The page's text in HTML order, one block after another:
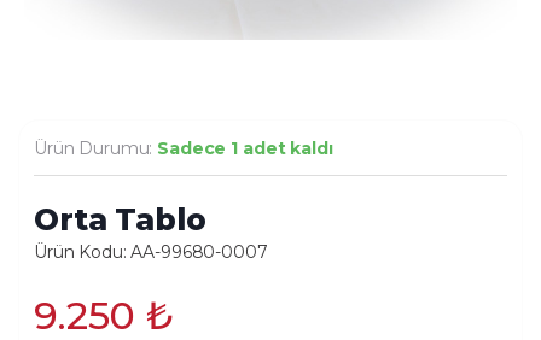
Ürün Durumu: Sadece 1 adet kaldı
Orta Tablo
Ürün Kodu: AA-99680-0007
9.250 ₺